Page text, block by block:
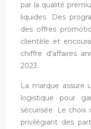
par la qualité
liquides. Des
des offres
clientèle et
chiffre d’affaires
2023.
La marque assure
logistique pour
sécurisée. Le
privilégiant des